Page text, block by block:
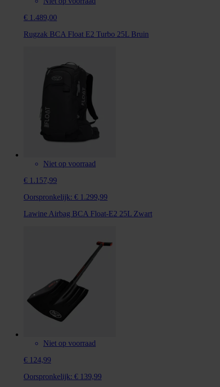
€ 1.489,00
Rugzak BCA Float E2 Turbo 25L Bruin
Niet op voorraad
€ 1.157,99
Oorspronkelijk: € 1.299,99
Lawine Airbag BCA Float-E2 25L Zwart
Niet op voorraad
€ 124,99
Oorspronkelijk: € 139,99